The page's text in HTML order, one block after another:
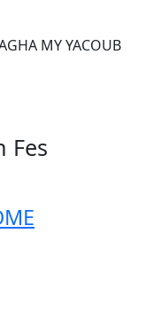
MY YACOUB
Fes